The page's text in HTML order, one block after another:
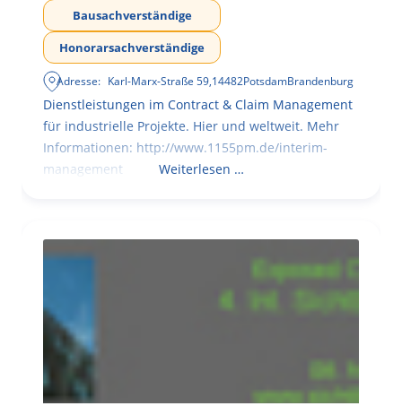
Bausachverständige
Honorarsachverständige
Adresse: Karl-Marx-Straße 59,14482PotsdamBrandenburg
Dienstleistungen im Contract & Claim Management
für industrielle Projekte. Hier und weltweit. Mehr
Informationen: http://www.1155pm.de/interim-
management
Weiterlesen …